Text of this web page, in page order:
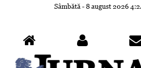
Sâmbătă - 8 august 2026